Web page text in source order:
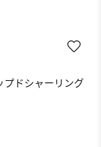
プドシャーリング